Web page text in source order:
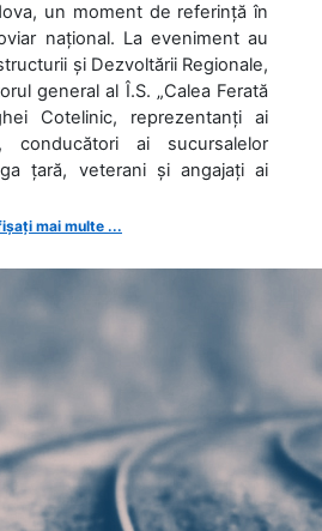
un moment de referință în
național. La eveniment au
și Dezvoltării Regionale,
general al Î.S. „Calea Ferată
Cotelinic, reprezentanți ai
conducători ai sucursalelor
țară, veterani și angajați ai
mai multe ...